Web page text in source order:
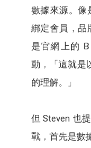
數據來源。像
綁定會員，品
是官網上的
動，「這就是
的理解。」
但 Steven 也
戰，首先是數